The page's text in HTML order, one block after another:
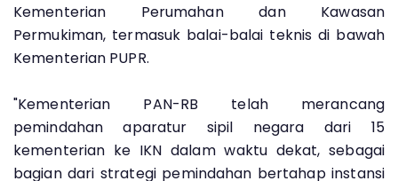
Kementerian Perumahan dan Kawasan
Permukiman, termasuk balai-balai teknis di bawah
Kementerian PUPR.
"Kementerian PAN-RB telah merancang
pemindahan aparatur sipil negara dari 15
kementerian ke IKN dalam waktu dekat, sebagai
bagian dari strategi pemindahan bertahap instansi